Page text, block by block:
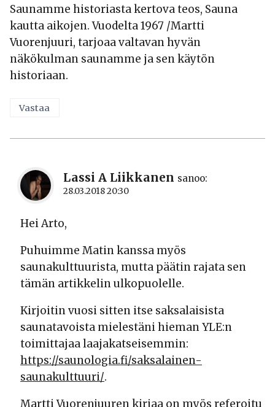
Saunamme historiasta kertova teos, Sauna
kautta aikojen. Vuodelta 1967 /Martti
Vuorenjuuri, tarjoaa valtavan hyvän
näkökulman saunamme ja sen käytön
historiaan.
Vastaa
Lassi A Liikkanen sanoo:
28.03.2018 20:30
Hei Arto,
Puhuimme Matin kanssa myös
saunakulttuurista, mutta päätin rajata sen
tämän artikkelin ulkopuolelle.
Kirjoitin vuosi sitten itse saksalaisista
saunatavoista mielestäni hieman YLE:n
toimittajaa laajakatseisemmin:
https://saunologia.fi/saksalainen-
saunakulttuuri/.
Martti Vuorenjuuren kirjaa on myös referoitu